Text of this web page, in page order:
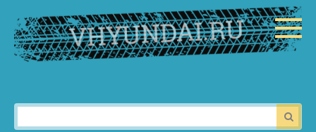
контенту
Поиск: